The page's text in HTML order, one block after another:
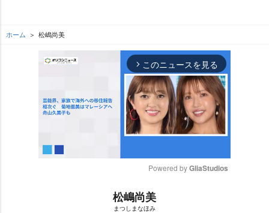
ホーム 松嶋尚美
arrow_forward_ios このニュースを見る
Powered by GliaStudios
松嶋尚美
まつしまなほみ